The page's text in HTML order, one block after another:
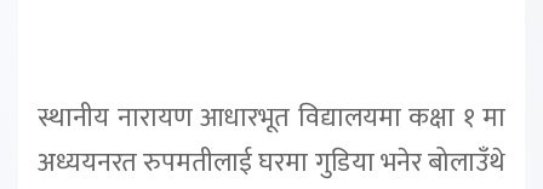
स्थानीय नारायण आधारभूत विद्यालयमा कक्षा १ मा
अध्ययनरत रुपमतीलाई घरमा गुडिया भनेर बोलाउँथे